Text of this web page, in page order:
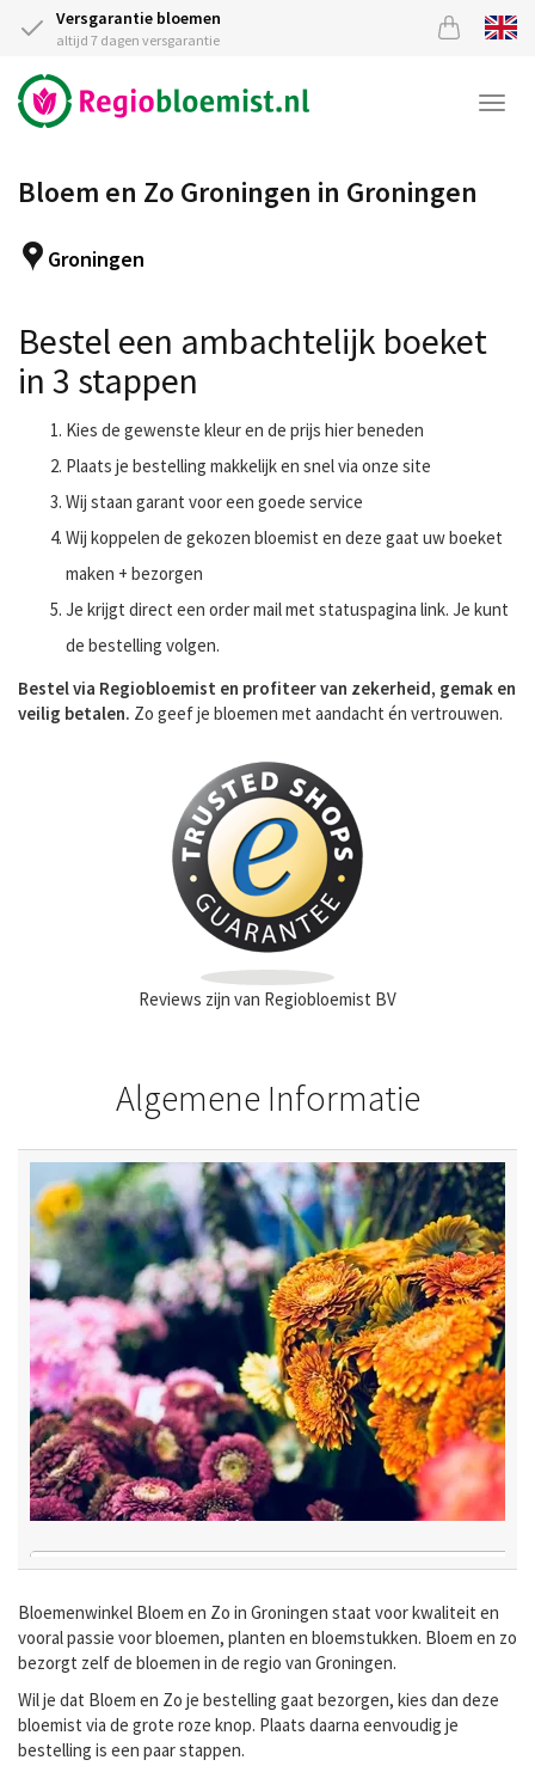
Versgarantie bloemen
altijd 7 dagen versgarantie
Bloem en Zo Groningen in Groningen
Groningen
Bestel een ambachtelijk boeket
in 3 stappen
Kies de gewenste kleur en de prijs hier beneden
Plaats je bestelling makkelijk en snel via onze site
Wij staan garant voor een goede service
Wij koppelen de gekozen bloemist en deze gaat uw boeket
maken + bezorgen
Je krijgt direct een order mail met statuspagina link. Je kunt
de bestelling volgen.
Bestel via Regiobloemist en profiteer van zekerheid, gemak en
veilig betalen. Zo geef je bloemen met aandacht én vertrouwen.
Reviews zijn van Regiobloemist BV
Algemene Informatie
Bloemenwinkel Bloem en Zo in Groningen staat voor kwaliteit en
vooral passie voor bloemen, planten en bloemstukken. Bloem en zo
bezorgt zelf de bloemen in de regio van Groningen.
Wil je dat Bloem en Zo je bestelling gaat bezorgen, kies dan deze
bloemist via de grote roze knop. Plaats daarna eenvoudig je
bestelling is een paar stappen.